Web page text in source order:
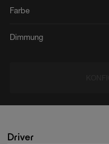
Farbe
Dimmung
Driver